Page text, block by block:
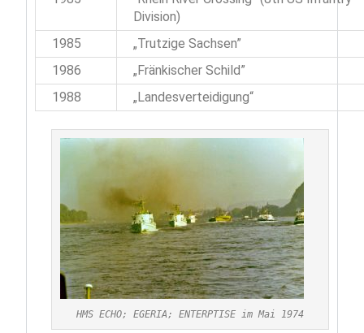
Division)
1985
„Trutzige Sachsen”
1986
„Fränkischer Schild”
1988
„Landesverteidigung“
HMS ECHO; EGERIA; ENTERPTISE im Mai 1974